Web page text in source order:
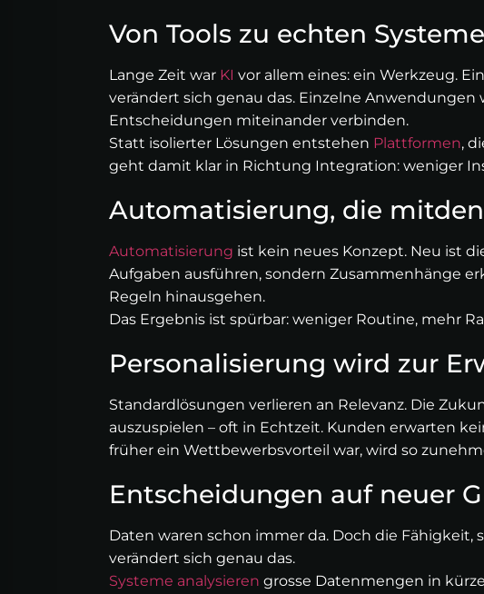
Von Tools zu echten
Lange Zeit war KI vor allem eines: ein Werkzeug.
verändert sich genau das. Einzelne
Entscheidungen miteinander verbinden.
Statt isolierter Lösungen entstehen Plattformen,
geht damit klar in Richtung Integration: weniger
Automatisierung, die
Automatisierung ist kein neues Konzept. Neu ist
Aufgaben ausführen, sondern Zusammenhänge
Regeln hinausgehen.
Das Ergebnis ist spürbar: weniger Routine, mehr
Personalisierung wird zur
Standardlösungen verlieren an Relevanz. Die
auszuspielen – oft in Echtzeit. Kunden erwarten
früher ein Wettbewerbsvorteil war, wird so
Entscheidungen auf neuer
Daten waren schon immer da. Doch die
verändert sich genau das.
Systeme analysieren grosse Datenmengen in